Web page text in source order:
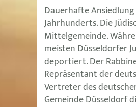
Dauerhafte Ansiedlung
Jahrhunderts. Die
Mittelgemeinde.
meisten Düsseldorfer
deportiert. Der
Repräsentant der
Vertreter des
Gemeinde Düsseldorf